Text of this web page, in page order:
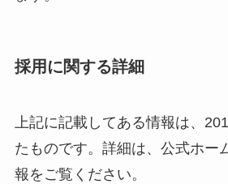
採用に関する詳細
上記に記載してある情報は、
たものです。詳細は、公式ホー
報をご覧ください。